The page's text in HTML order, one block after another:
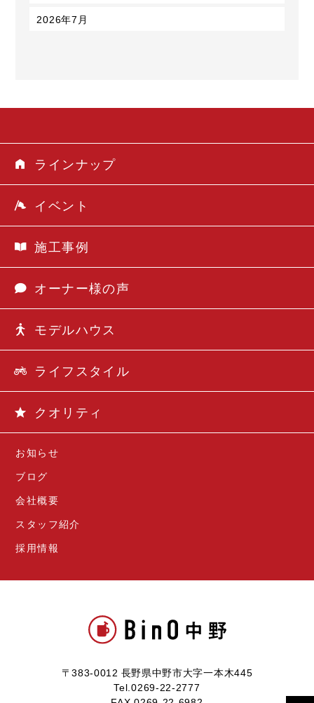
2026年7月
〒383-0012 長野県中野市大字一本木445
Tel.0269-22-2777
お知らせ
ブログ
会社概要
スタッフ紹介
採用情報
ラインナップ
イベント
施工事例
オーナー様の声
モデルハウス
ライフスタイル
クオリティ